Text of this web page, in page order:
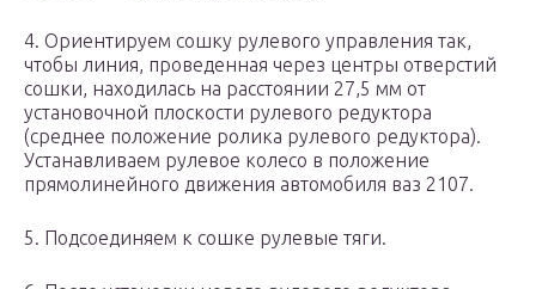
4. Ориентируем сошку рулевого управления так,
чтобы линия, проведенная через центры отверстий
сошки, находилась на расстоянии 27,5 мм от
установочной плоскости рулевого редуктора
(среднее положение ролика рулевого редуктора).
Устанавливаем рулевое колесо в положение
прямолинейного движения автомобиля ваз 2107.
5. Подсоединяем к сошке рулевые тяги.